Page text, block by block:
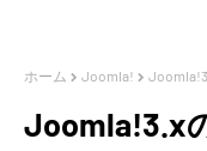
ホーム Joomla!
Joomla!3.x